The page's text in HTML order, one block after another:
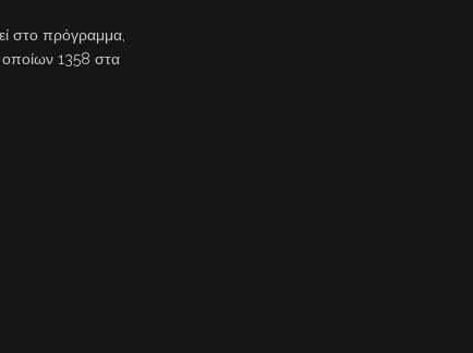
στο πρόγραμμα,
οποίων 1358 στα